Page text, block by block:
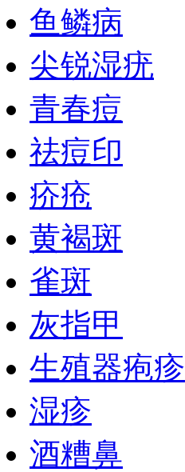
鱼鳞病
尖锐湿疣
青春痘
祛痘印
疥疮
黄褐斑
雀斑
灰指甲
生殖器疱疹
湿疹
酒糟鼻